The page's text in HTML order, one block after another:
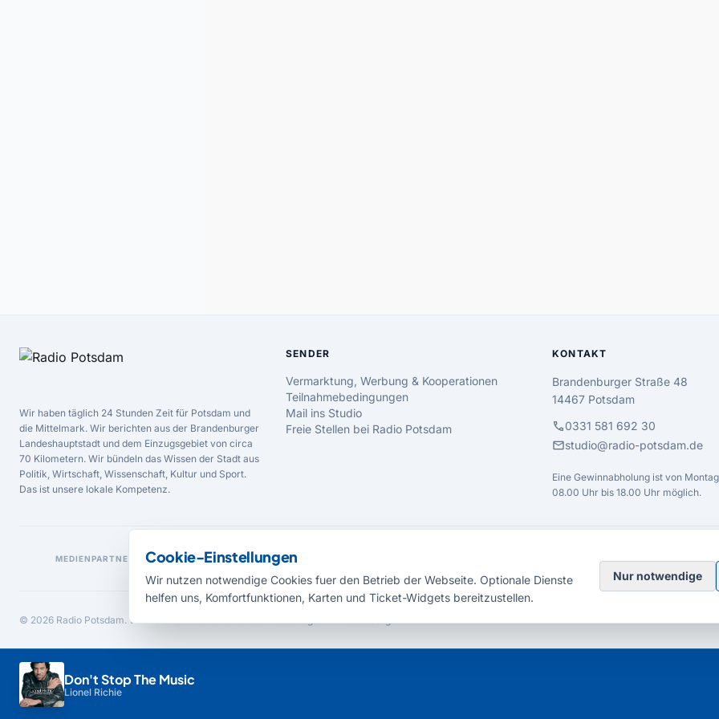
Don't Stop The Music
Lionel Richie
Wir haben täglich 24 Stunden Zeit für Potsdam und
die Mittelmark. Wir berichten aus der Brandenburger
Landeshauptstadt und dem Einzugsgebiet von circa
70 Kilometern. Wir bündeln das Wissen der Stadt aus
Politik, Wirtschaft, Wissenschaft, Kultur und Sport.
Das ist unsere lokale Kompetenz.
SENDER
Vermarktung, Werbung & Kooperationen
Teilnahmebedingungen
Mail ins Studio
Freie Stellen bei Radio Potsdam
KONTAKT
Brandenburger Straße 48
14467 Potsdam
call0331 581 692 30
mailstudio@radio-potsdam.de
Eine Gewinnabholung ist von
08.00 Uhr bis 18.00 Uhr möglich.
MEDIENPARTNER
© 2026 Radio Potsdam. Webseite entwickelt durch dieMedienagentur Babelsberg
Cookie-Einstellungen
Wir nutzen notwendige Cookies fuer den Betrieb der Webseite. Optionale Dienste
helfen uns, Komfortfunktionen, Karten und Ticket-Widgets bereitzustellen.
Nur notwendige